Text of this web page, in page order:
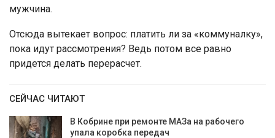
мужчина.
Отсюда вытекает вопрос: платить ли за «коммуналку»,
пока идут рассмотрения? Ведь потом все равно
придется делать перерасчет.
СЕЙЧАС ЧИТАЮТ
В Кобрине при ремонте МАЗа на рабочего
упала коробка передач